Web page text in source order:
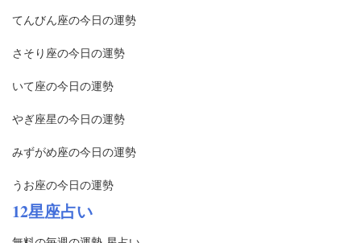
てんびん座の今日の運勢
さそり座の今日の運勢
いて座の今日の運勢
やぎ座星の今日の運勢
みずがめ座の今日の運勢
うお座の今日の運勢
12星座占い